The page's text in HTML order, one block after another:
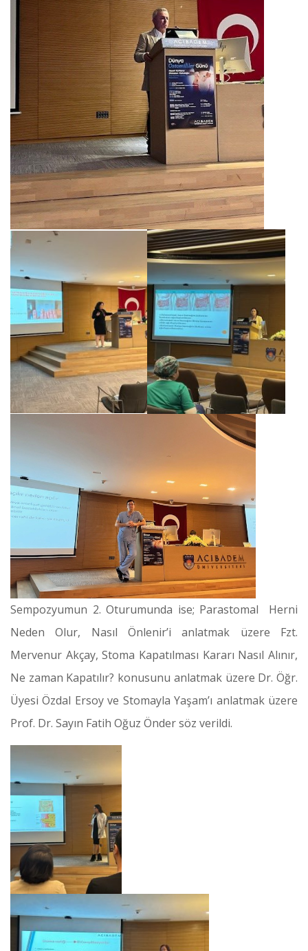
Sempozyumun 2. Oturumunda ise; Parastomal Herni
Neden Olur, Nasıl Önlenir’i anlatmak üzere Fzt.
Mervenur Akçay, Stoma Kapatılması Kararı Nasıl Alınır,
Ne zaman Kapatılır? konusunu anlatmak üzere Dr. Öğr.
Üyesi Özdal Ersoy ve Stomayla Yaşam’ı anlatmak üzere
Prof. Dr. Sayın Fatih Oğuz Önder söz verildi.